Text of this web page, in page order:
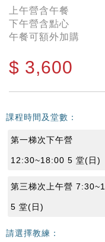
上午營含午餐
下午營含點心
午餐可額外加購
$ 3,600
課程時間及堂數：
第一梯次下午營
12:30~18:00 5 堂(日)
第三梯次上午營
5 堂(日)
請選擇教練：